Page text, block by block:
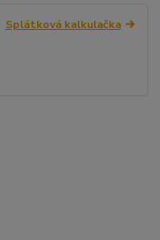
Splátková kalkulačka